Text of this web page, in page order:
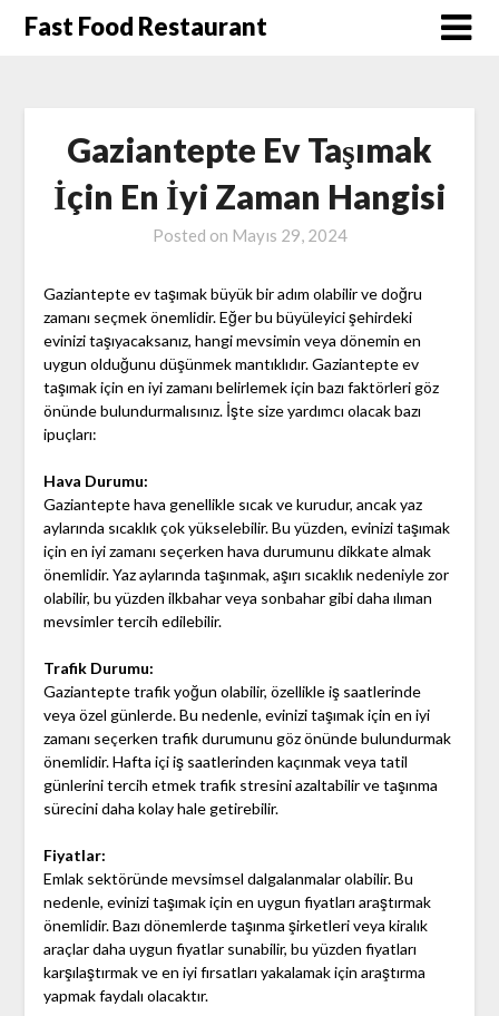
SkipFast Food Restaurant
Gaziantepte Ev Taşımak
İçin En İyi Zaman Hangisi
Posted on Mayıs 29, 2024
Gaziantepte ev taşımak büyük bir adım olabilir ve doğru
zamanı seçmek önemlidir. Eğer bu büyüleyici şehirdeki
evinizi taşıyacaksanız, hangi mevsimin veya dönemin en
uygun olduğunu düşünmek mantıklıdır. Gaziantepte ev
taşımak için en iyi zamanı belirlemek için bazı faktörleri göz
önünde bulundurmalısınız. İşte size yardımcı olacak bazı
ipuçları:
Hava Durumu:
Gaziantepte hava genellikle sıcak ve kurudur, ancak yaz
aylarında sıcaklık çok yükselebilir. Bu yüzden, evinizi taşımak
için en iyi zamanı seçerken hava durumunu dikkate almak
önemlidir. Yaz aylarında taşınmak, aşırı sıcaklık nedeniyle zor
olabilir, bu yüzden ilkbahar veya sonbahar gibi daha ılıman
mevsimler tercih edilebilir.
Trafik Durumu:
Gaziantepte trafik yoğun olabilir, özellikle iş saatlerinde
veya özel günlerde. Bu nedenle, evinizi taşımak için en iyi
zamanı seçerken trafik durumunu göz önünde bulundurmak
önemlidir. Hafta içi iş saatlerinden kaçınmak veya tatil
günlerini tercih etmek trafik stresini azaltabilir ve taşınma
sürecini daha kolay hale getirebilir.
Fiyatlar:
Emlak sektöründe mevsimsel dalgalanmalar olabilir. Bu
nedenle, evinizi taşımak için en uygun fiyatları araştırmak
önemlidir. Bazı dönemlerde taşınma şirketleri veya kiralık
araçlar daha uygun fiyatlar sunabilir, bu yüzden fiyatları
karşılaştırmak ve en iyi fırsatları yakalamak için araştırma
yapmak faydalı olacaktır.